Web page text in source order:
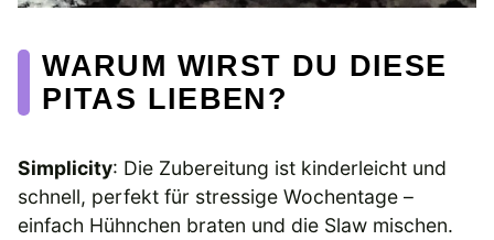
WARUM WIRST DU DIESE
PITAS LIEBEN?
Simplicity: Die Zubereitung ist kinderleicht und
schnell, perfekt für stressige Wochentage –
einfach Hühnchen braten und die Slaw mischen.